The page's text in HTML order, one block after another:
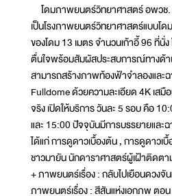
โดมภาพยนตร์วิทยาศาสตร์ อพวช.
เป็นโรงภาพยนตร์วิทยาศาสตร์แบบโ
ของโดม 13 เมตร จำนวนเก้าอี้ 96 ที่นั่
ตื่นใจพร้อมสัมผัสประสบการณ์ทางด้
สามารถสร้างภาพท้องฟ้าจำลองและ
Fulldome ด้วยความละเอียด 4K เสมื
จริง เปิดให้บริการ วันละ 5 รอบ คือ
และ 15:00 ปัจจุบันมีการบรรยายและ
ได้แก่ การดูดาวเบื้องต้น , การดูดาวเ
ชาวมายัน นักดาราศาสตร์ผู้เฝ้าติดต
+ ภาพยนตร์เรื่อง : กลับไปเยือนดวงจั
ภาพยนตร์เรื่อง : สีสันแห่งเอกภพ ต